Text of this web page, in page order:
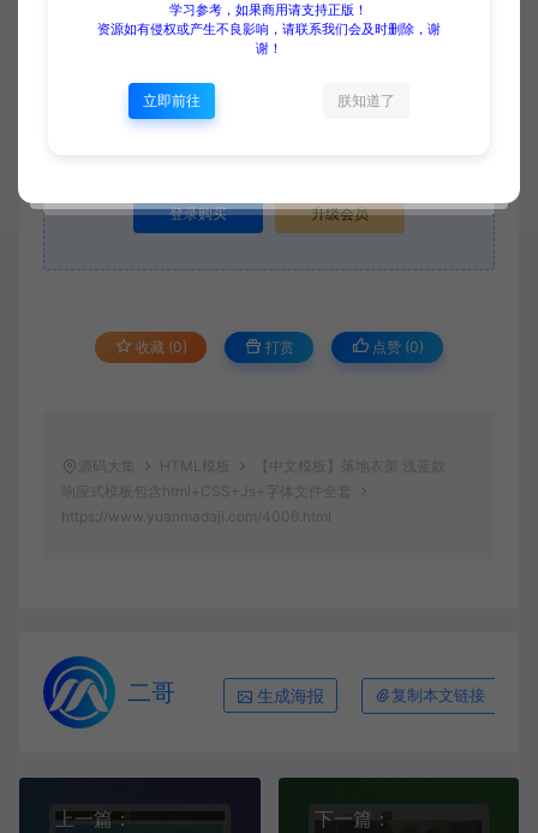
当前内容需要登录后下载
登录购买 升级会员
收藏 (0) 打赏 点赞 (0)
源码大集 HTML模板
【中文模板】落地衣架 浅蓝款
响应式模板包含html+CSS+Js+字体文件全套
https://www.yuanmadaji.com/4006.html
二哥 生成海报 复制本文链接
上一篇：
下一篇：
学习参考，如果商用请支持正版！
资源如有侵权或产生不良影响，请联系我们会及时删除，谢
谢！
立即前往 朕知道了